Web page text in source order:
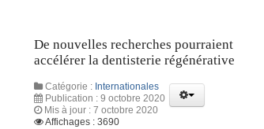
De nouvelles recherches pourraient
accélérer la dentisterie régénérative
Catégorie : Internationales
Publication : 9 octobre 2020
Mis à jour : 7 octobre 2020
Affichages : 3690